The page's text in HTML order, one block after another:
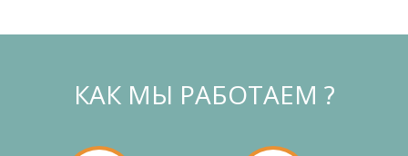
КАК МЫ РАБОТАЕМ ?